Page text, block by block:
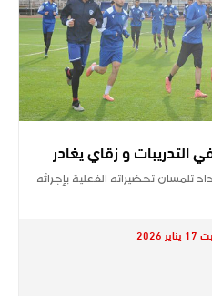
و زقاي يغادر
تحضيراته الفعلية بإجرائه